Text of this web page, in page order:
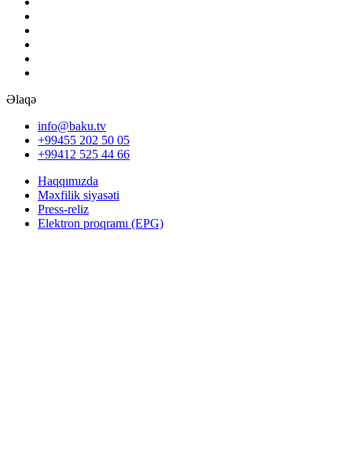
Əlaqə
info@baku.tv
+99455 202 50 05
+99412 525 44 66
Haqqımızda
Məxfilik siyasəti
Press-reliz
Elektron proqramı (EPG)